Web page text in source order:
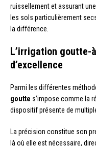
ruissellement et assurant
les sols particulièrement
la différence.
L’irrigation
d’excellence
Parmi les différentes
goutte s’impose comme la
dispositif présente de
La précision constitue son
là où elle est nécessaire,